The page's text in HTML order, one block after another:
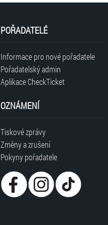
POŘADATELÉ
Informace pro nové pořadatele
Pořadatelský admin
Aplikace CheckTicket
OZNÁMENÍ
Tiskové zprávy
Změny a zrušení
Pokyny pořadatele